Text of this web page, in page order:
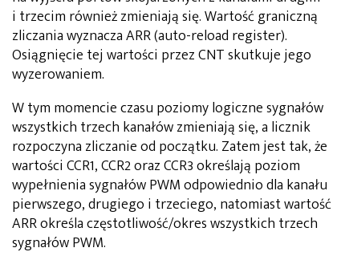
i trzecim również zmieniają się. Wartość graniczną
zliczania wyznacza ARR (auto-reload register).
Osiągnięcie tej wartości przez CNT skutkuje jego
wyzerowaniem.
W tym momencie czasu poziomy logiczne sygnałów
wszystkich trzech kanałów zmieniają się, a licznik
rozpoczyna zliczanie od początku. Zatem jest tak, że
wartości CCR1, CCR2 oraz CCR3 określają poziom
wypełnienia sygnałów PWM odpowiednio dla kanału
pierwszego, drugiego i trzeciego, natomiast wartość
ARR określa częstotliwość/okres wszystkich trzech
sygnałów PWM.